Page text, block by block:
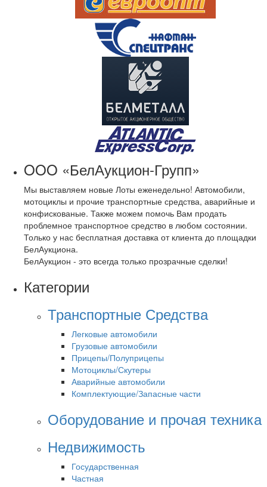
OOO «БелАукцион-Групп»
Мы выставляем новые Лоты еженедельно! Автомобили,
мотоциклы и прочие транспортные средства, аварийные и
конфискованые. Также можем помочь Вам продать
проблемное транспортное средство в любом состоянии.
Только у нас бесплатная доставка от клиента до площадки
БелАукциона.
БелАукцион - это всегда только прозрачные сделки!
Категории
Транспортные Средства
Легковые автомобили
Грузовые автомобили
Прицепы/Полуприцепы
Мотоциклы/Скутеры
Аварийные автомобили
Комплектующие/Запасные части
Оборудование и прочая техника
Недвижимость
Государственная
Частная